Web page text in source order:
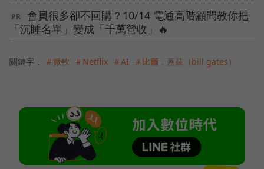
會員很多卻不回購？10/14 電通高階顧問教你把
「沉睡名單」變成「千萬營收」🔥
關鍵字： ＃微軟 ＃Netflix ＃AI ＃比爾．蓋茲（bill gates）